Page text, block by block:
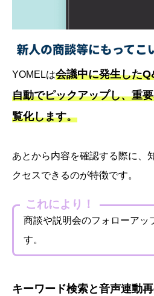
YOMELは会議中に発生した
自動でピックアップし、重
覧化します。
あとから内容を確認する際に、
クセスできるのが特徴です。
これにより！
商談や説明会のフォローアッ
す。
キーワード検索と音声連動